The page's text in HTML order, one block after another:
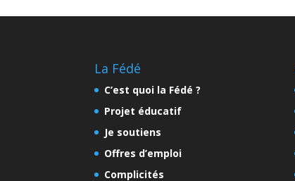
La Fédé
C’est quoi la Fédé ?
Projet éducatif
Je soutiens
Offres d’emploi
Complicités